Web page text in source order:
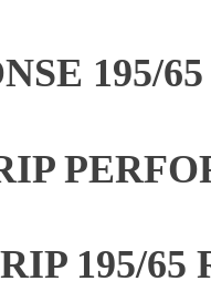
195/
195/65